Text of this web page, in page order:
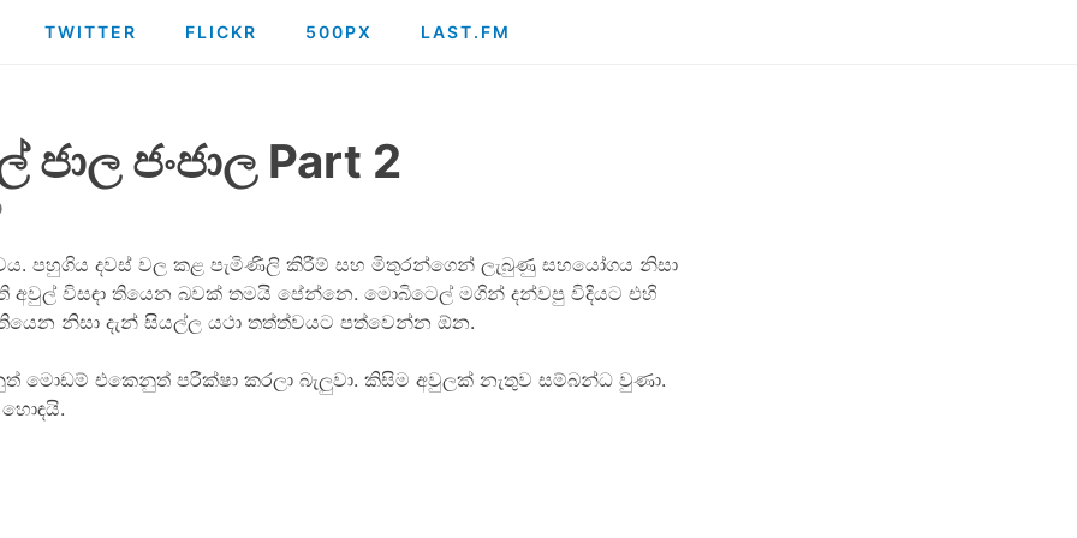
TWITTER FLICKR 500PX LAST.FM
ජංජාල Part 2
පහුගිය දවස් වල කළ පැමිණිලි කිරීම් සහ මිතුරන්ගෙන් ලැබුණු ස‍හයෝගය නිසා
අවුල් විසඳා තියෙන බවක් තමයි පේන්නෙ. මොබිටෙල් මගින් දන්වපු විදියට එහි
නිසා දැන් සියල්ල යථා තත්ත්වයට පත්වෙන්න ඕන.
මොඩම් එකෙනුත් පරීක්ෂා කරලා බැලුවා. කිසිම අවුලක් නැතුව සම්බන්ධ වුණා.